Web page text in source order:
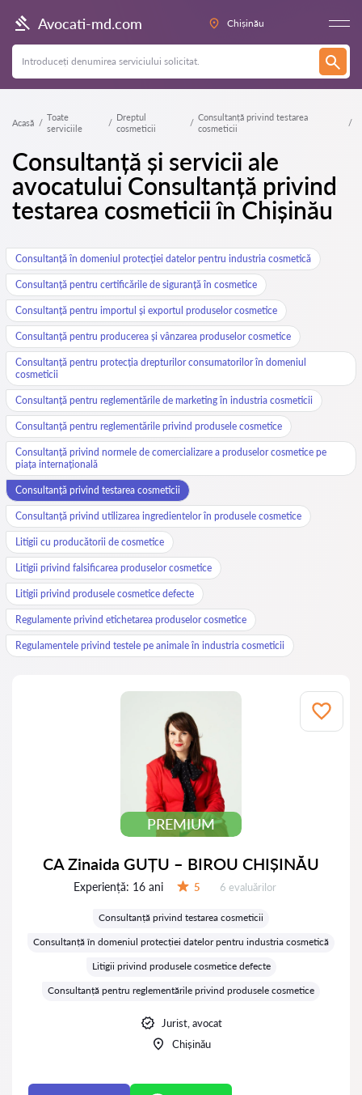
Avocati-md.com Chișinău
Acasă
Toate
serviciile
Dreptul
cosmeticii
Consultanță privind testarea
cosmeticii
Consultanță și servicii ale
avocatului Consultanță privind
testarea cosmeticii în Chișinău
Consultanță în domeniul protecției datelor pentru industria cosmetică
Consultanță pentru certificările de siguranță în cosmetice
Consultanță pentru importul și exportul produselor cosmetice
Consultanță pentru producerea și vânzarea produselor cosmetice
Consultanță pentru protecția drepturilor consumatorilor în domeniul
cosmeticii
Consultanță pentru reglementările de marketing în industria cosmeticii
Consultanță pentru reglementările privind produsele cosmetice
Consultanță privind normele de comercializare a produselor cosmetice pe
piața internațională
Consultanță privind testarea cosmeticii
Consultanță privind utilizarea ingredientelor în produsele cosmetice
Litigii cu producătorii de cosmetice
Litigii privind falsificarea produselor cosmetice
Litigii privind produsele cosmetice defecte
Regulamente privind etichetarea produselor cosmetice
Regulamentele privind testele pe animale în industria cosmeticii
PREMIUM
CA Zinaida GUȚU – BIROU CHIȘINĂU
Experiență: 16 ani 5 Evaluărilor:
6 evaluărilor
Consultanță privind testarea cosmeticii
Consultanță în domeniul protecției datelor pentru industria cosmetică
Litigii privind produsele cosmetice defecte
Consultanță pentru reglementările privind produsele cosmetice
Jurist, avocat
Chișinău